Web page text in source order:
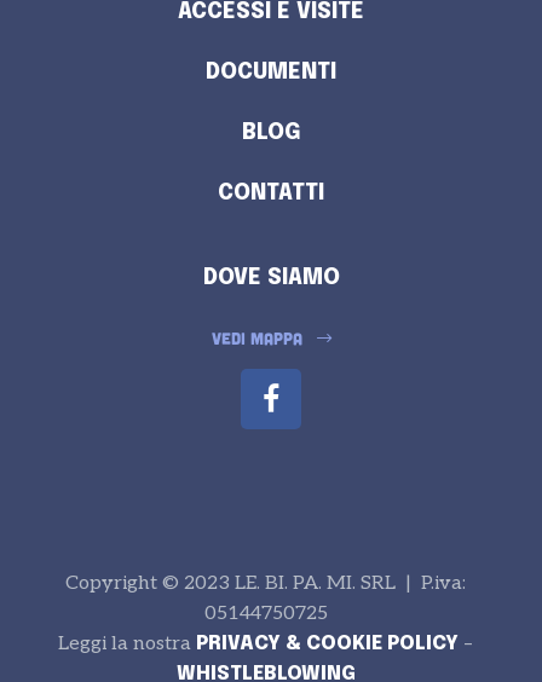
ACCESSI E VISITE
DOCUMENTI
BLOG
CONTATTI
DOVE SIAMO
VEDI MAPPA
Copyright © 2023 LE. BI. PA. MI. SRL | P.iva:
05144750725
Leggi la nostra PRIVACY & COOKIE POLICY –
WHISTLEBLOWING